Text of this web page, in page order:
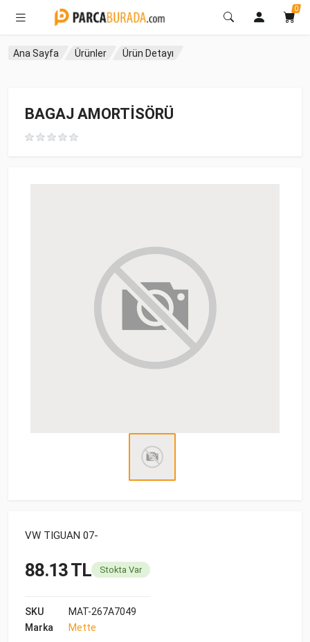
0
Ana Sayfa Ürünler Ürün Detayı
BAGAJ AMORTİSÖRÜ
VW TIGUAN 07-
88.13 TL Stokta Var
SKU
MAT-267A7049
Marka
Mette